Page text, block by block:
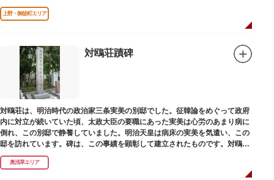
江戸千家を広める拠点となりました。
上野・御徒町エリア
対鴎荘蹟碑
対鴎荘は、明治時代の政治家三条実美の別邸でした。征韓論をめぐって政府
内に対立が続いていた頃、太政大臣の要職にあった実美は心労のあまり病に
倒れ、この別邸で静養していました。明治天皇は病床の実美を気遣い、この
邸を訪れています。碑は、この事績を顕彰して建立されたものです。対鴎荘
は、多摩市連光寺に移築されました。
奥浅草エリア